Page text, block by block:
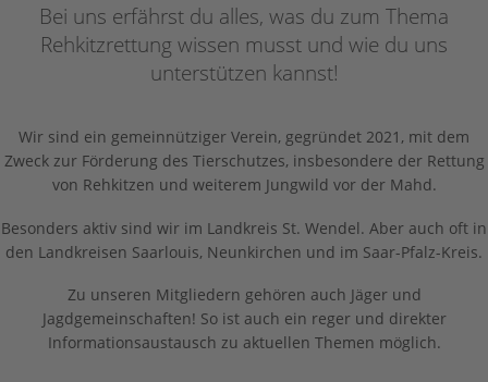
FAQ
Bei uns erfährst du alles, was du zum Thema
Rehkitzrettung wissen musst und wie du uns
unterstützen kannst!
Wir sind ein gemeinnütziger Verein, gegründet 2021, mit dem
Zweck zur Förderung des Tierschutzes, insbesondere der Rettung
von Rehkitzen und weiterem Jungwild vor der Mahd.
Besonders aktiv sind wir im Landkreis St. Wendel. Aber auch oft in
den Landkreisen Saarlouis, Neunkirchen und im Saar-Pfalz-Kreis.
Zu unseren Mitgliedern gehören auch Jäger und
Jagdgemeinschaften! So ist auch ein reger und direkter
Informationsaustausch zu aktuellen Themen möglich.